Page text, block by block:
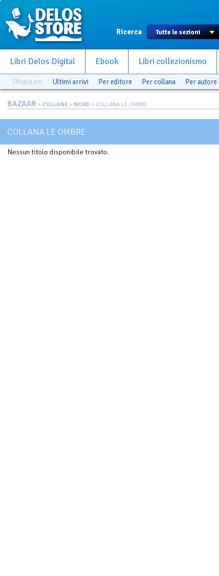
Ricerca
Libri Delos Digital Ebook Libri collezionismo
Sfoglia per Ultimi arrivi Per editore Per collana Per autore
BAZAAR > COLLANE > NORD > COLLANA LE OMBRE
COLLANA LE OMBRE
Nessun titolo disponibile trovato.